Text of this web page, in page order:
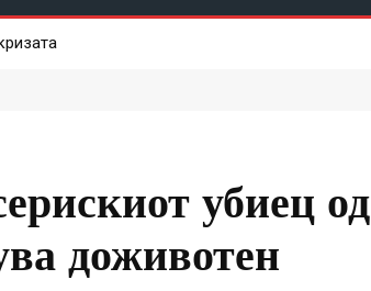
ја тешко повредена на асфалтот
убиец од
доживотен